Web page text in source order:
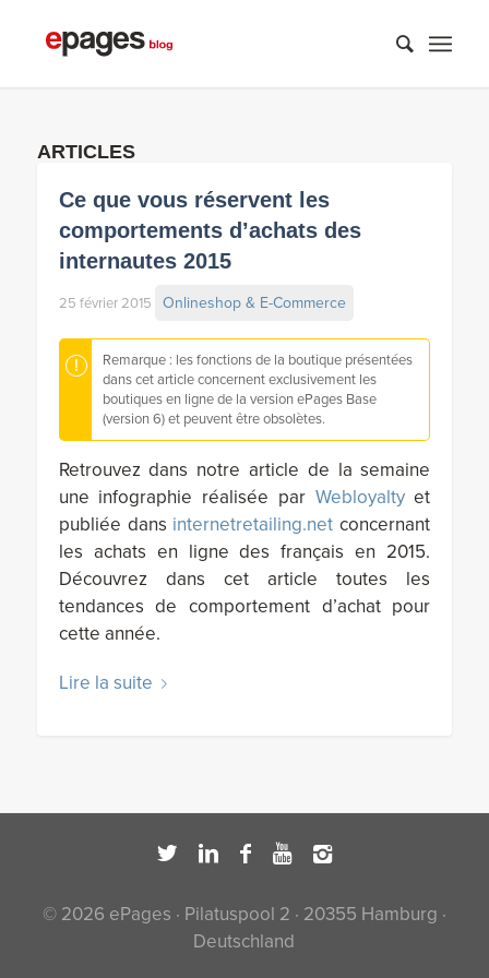
ARTICLES
Ce que vous réservent les
comportements d’achats des
internautes 2015
25 février 2015 Onlineshop & E-Commerce
Remarque : les fonctions de la boutique présentées
dans cet article concernent exclusivement les
boutiques en ligne de la version ePages Base
(version 6) et peuvent être obsolètes.
Retrouvez dans notre article de la semaine
une infographie réalisée par Webloyaltyet
publiée dans internetretailing.net concernant
les achats en ligne des français en 2015.
Découvrez dans cet article toutes les
tendances de comportement d’achat pour
cette année.
Lire la suite
© 2026 ePages · Pilatuspool 2 · 20355 Hamburg ·
Deutschland